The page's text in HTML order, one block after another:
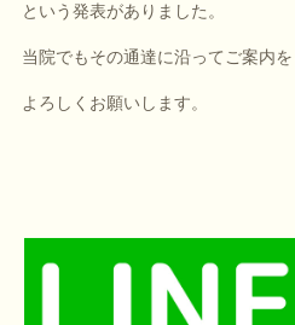
という発表がありました。
当院でもその通達に沿ってご案内を
よろしくお願いします。